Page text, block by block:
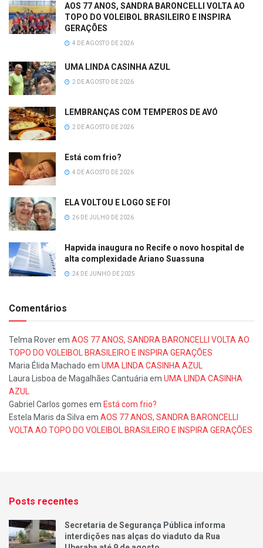
AOS 77 ANOS, SANDRA BARONCELLI VOLTA AO
TOPO DO VOLEIBOL BRASILEIRO E INSPIRA
GERAÇÕES
4 DE AGOSTO DE 2026
UMA LINDA CASINHA AZUL
2 DE AGOSTO DE 2026
LEMBRANÇAS COM TEMPEROS DE AVÓ
2 DE AGOSTO DE 2026
Está com frio?
4 DE AGOSTO DE 2026
ELA VOLTOU E LOGO SE FOI
26 DE JULHO DE 2026
Hapvida inaugura no Recife o novo hospital de
alta complexidade Ariano Suassuna
24 DE JUNHO DE 2025
Comentários
Telma Roverem AOS 77 ANOS, SANDRA BARONCELLI VOLTA AO
TOPO DO VOLEIBOL BRASILEIRO E INSPIRA GERAÇÕES
Maria Élida Machado em UMA LINDA CASINHA AZUL
Laura Lisboa de Magalhães Cantuáriaem UMA LINDA CASINHA
AZUL
Gabriel Carlos gomes em Está com frio?
Estela Maris da Silvaem AOS 77 ANOS, SANDRA BARONCELLI
VOLTA AO TOPO DO VOLEIBOL BRASILEIRO E INSPIRA GERAÇÕES
Posts recentes
Secretaria de Segurança Pública informa
interdições nas alças do viaduto da Rua